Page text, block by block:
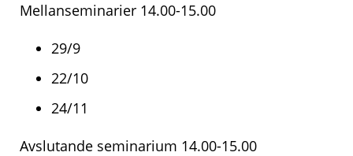
Mellanseminarier 14.00-15.00
29/9
22/10
24/11
Avslutande seminarium 14.00-15.00